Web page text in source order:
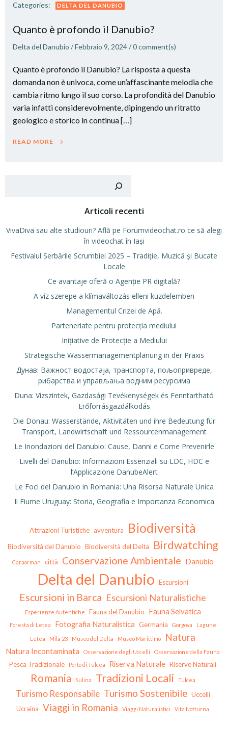
Categories: DELTA DEL DANUBIO
Quanto è profondo il Danubio?
Delta del Danubio /Febbraio 9, 2024/0comment(s)
Quanto è profondo il Danubio? La risposta a questa
domanda non è univoca, come un’affascinante melodia che
cambia ritmo lungo il suo corso. La profondità del Danubio
varia infatti considerevolmente, dipingendo un ritratto
geologico e storico in continua […]
READ MORE
Articoli recenti
VivaDiva sau alte studiouri? Află pe Forumvideochat.ro ce să alegi
în videochat în Iași
Festivalul Serbările Scrumbiei 2025 – Tradiție, Muzică și Bucate
Locale
Ce avantaje oferă o Agenție PR digitală?
A víz szerepe a klímaváltozás elleni küzdelemben
Managementul Crizei de Apă.
Parteneriate pentru protecția mediului
Inițiative de Protecție a Mediului
Strategische Wassermanagementplanung in der Praxis
Дунав: Важност водостаја, транспорта, пољопривреде,
рибарства и управљања водним ресурсима
Duna: Vízszintek, Gazdasági Tevékenységek és Fenntartható
Erőforrásgazdálkodás
Die Donau: Wasserstände, Aktivitäten und ihre Bedeutung für
Transport, Landwirtschaft und Ressourcenmanagement
Le Inondazioni del Danubio: Cause, Danni e Come Prevenirle
Livelli del Danubio: Informazioni Essenziali su LDC, HDC e
l’Applicazione DanubeAlert
Le Foci del Danubio in Romania: Una Risorsa Naturale Unica
Il Fiume Uruguay: Storia, Geografia e Importanza Economica
Attrazioni Turistiche avventura Biodiversità
Biodiversità del Danubio Biodiversità del Delta Birdwatching
Caraorman città Conservazione Ambientale Danubio
Delta del Danubio Escursioni
Escursioni in Barca Escursioni Naturalistiche
Esperienze Autentiche Fauna del Danubio Fauna Selvatica
Foresta di Letea Fotografia Naturalistica Germania Gorgova Lagune
Letea Mila 23 Museo del Delta Museo Marittimo Natura
Natura Incontaminata Osservazione degli Uccelli Osservazione della Fauna
Pesca Tradizionale Porto di Tulcea Riserva Naturale Riserve Naturali
Romania Sulina Tradizioni Locali Tulcea
Turismo Responsabile Turismo Sostenibile Uccelli
Ucraina Viaggi in Romania Viaggi Naturalistici Vita Notturna